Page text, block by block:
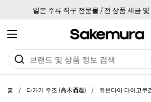
일본 주류 직구 전문몰 / 전 상품 세금
메뉴 열기
홈 / 타카기 주조 (高木酒造) / 쥬욘다이 다이고쿠